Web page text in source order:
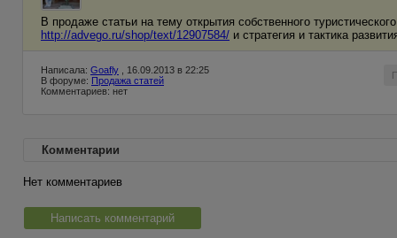
В продаже статьи на тему открытия собственного
http://advego.ru/shop/text/12907584/ и стратегия и тактика
Написала: Goafly , 16.09.2013 в 22:25
В форуме: Продажа статей
Комментариев: нет
Комментарии
Нет комментариев
Написать комментарий